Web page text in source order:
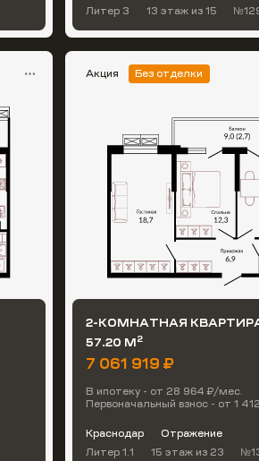
Литер 3
13 этаж из 15
Акция Без отделки
2-КОМНАТНАЯ
57.20 М2
7 061 919 ₽
В ипотеку - от 28 964 ₽/мес.
Первоначальный взнос - от 1
Краснодар
Отражение
Литер 1.1
15 этаж из 23